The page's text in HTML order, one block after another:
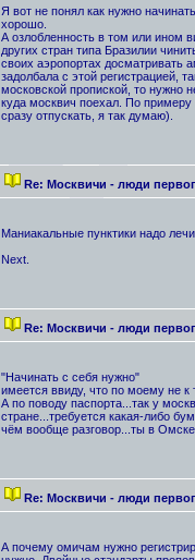
Я вот не понял как нужно
хорошо.
А озлобленность в том или ином
других стран типа Бразилии
своих аэропортах досматривать
задолбала с этой регистрацией,
московской пропиской, то нужно
куда москвич поехал. По примеру
сразу отпускать, я так думаю).
Re: Москвичи - люди
Маниакальные пунктики надо
Next.
Re: Москвичи - люди
"Начинать с себя нужно"
имеется ввиду, что по моему не к
А по поводу паспорта...так у
стране...требуется какая-либо
чём вообще разговор...ты в
Re: Москвичи - люди
А почему омичам нужно